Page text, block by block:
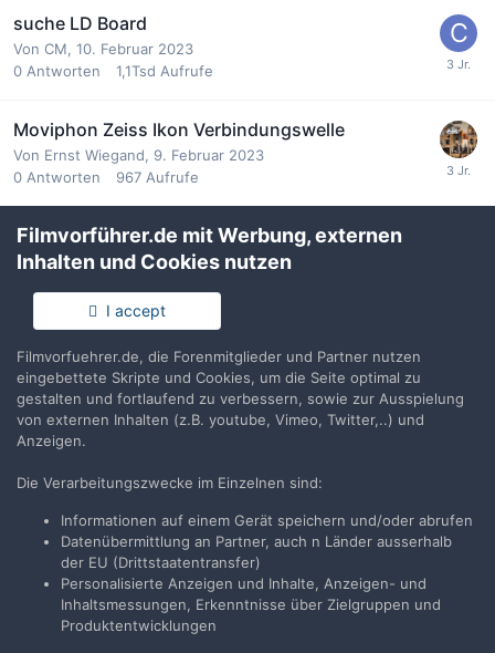
suche LD Board
Von CM, 10. Februar 2023
0 Antworten 1,1Tsd Aufrufe
Moviphon Zeiss Ikon Verbindungswelle
Von Ernst Wiegand, 9. Februar 2023
0 Antworten 967 Aufrufe
35mm Filme
Vonsatrodin ,8. Februar 2023
Vonsatrodin ,8. Februar 2023
0 Antworten 1,1Tsd Aufrufe
VORHERIGE
Folgen 2
Filmvorführer.de mit Werbung, externen
Inhalten und Cookies nutzen
I accept
Filmvorfuehrer.de, die Forenmitglieder und Partner nutzen
eingebettete Skripte und Cookies, um die Seite optimal zu
gestalten und fortlaufend zu verbessern, sowie zur Ausspielung
von externen Inhalten (z.B. youtube, Vimeo, Twitter,..) und
Anzeigen.
Die Verarbeitungszwecke im Einzelnen sind:
Informationen auf einem Gerät speichern und/oder abrufen
Datenübermittlung an Partner, auch n Länder ausserhalb
der EU (Drittstaatentransfer)
Personalisierte Anzeigen und Inhalte, Anzeigen- und
Inhaltsmessungen, Erkenntnisse über Zielgruppen und
Produktentwicklungen